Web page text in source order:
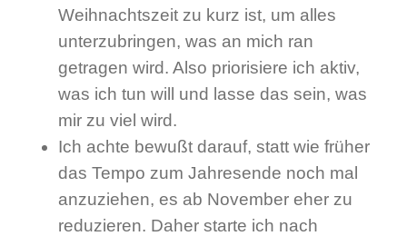
Weihnachtszeit zu kurz ist, um alles
unterzubringen, was an mich ran
getragen wird. Also priorisiere ich aktiv,
was ich tun will und lasse das sein, was
mir zu viel wird.
Ich achte bewußt darauf, statt wie früher
das Tempo zum Jahresende noch mal
anzuziehen, es ab November eher zu
reduzieren. Daher starte ich nach